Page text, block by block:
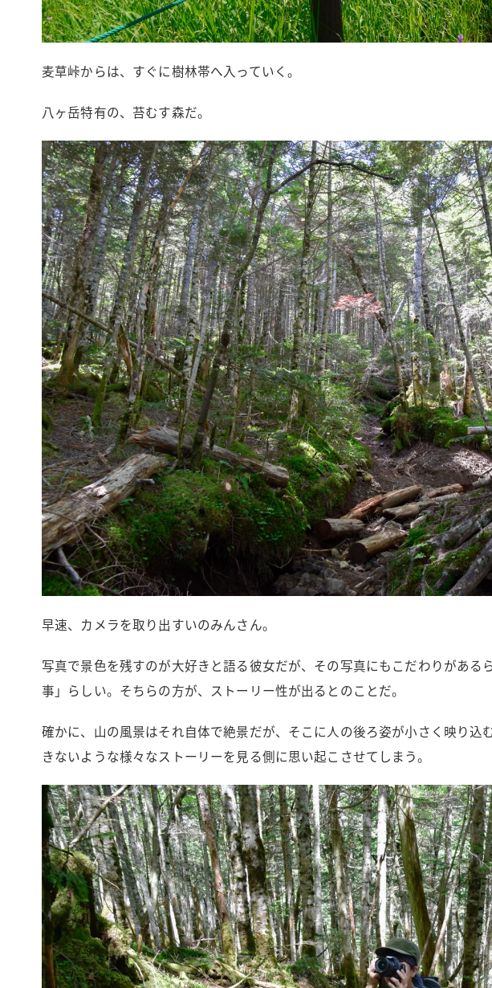
麦草峠からは、すぐに樹林帯へ入っていく。
八ヶ岳特有の、苔むす森だ。
早速、カメラを取り出すいのみんさん。
写真で景色を残すのが大好きと語る彼女だが、その写真にもこだわりがある
事」らしい。そちらの方が、ストーリー性が出るとのことだ。
確かに、山の風景はそれ自体で絶景だが、そこに人の後ろ姿が小さく映り込
きないような様々なストーリーを見る側に思い起こさせてしまう。